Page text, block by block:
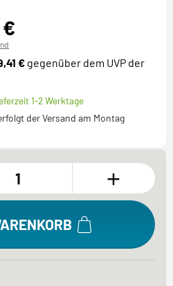
€ gegenüber dem UVP der
1-2 Werktage
der Versand am Montag
+